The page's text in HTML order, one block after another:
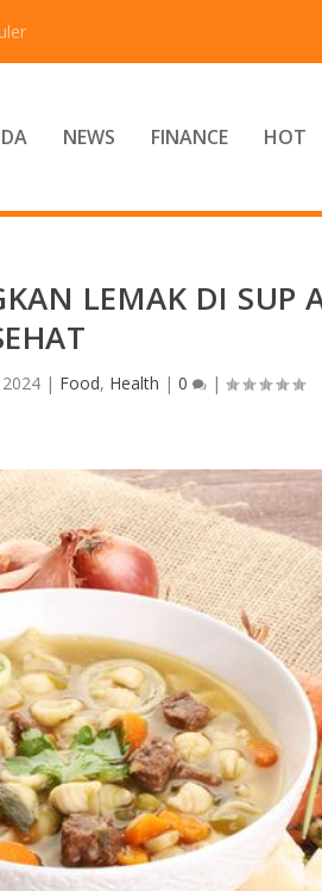
NEWS FINANCE HOT
LEMAK DI SUP
2024 | Food, Health |0 |